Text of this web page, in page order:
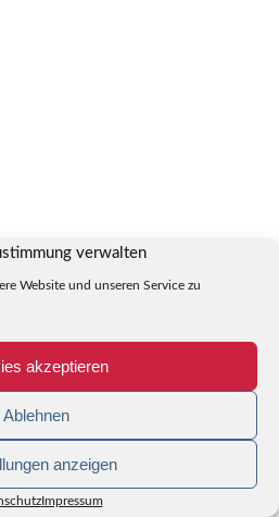
verwalten
Website und unseren Service zu
akzeptieren
Ablehnen
anzeigen
Impressum